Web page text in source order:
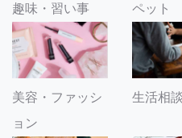
趣味・習い事 ペット
美容・ファッシ
ョン
生活相談